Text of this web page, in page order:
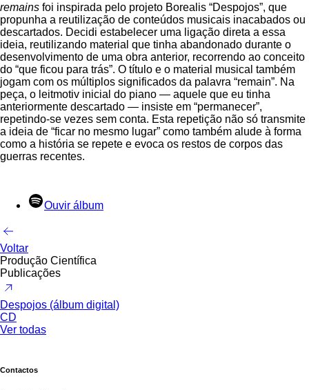
remains foi inspirada pelo projeto Borealis “Despojos”, que
propunha a reutilização de conteúdos musicais inacabados ou
descartados. Decidi estabelecer uma ligação direta a essa
ideia, reutilizando material que tinha abandonado durante o
desenvolvimento de uma obra anterior, recorrendo ao conceito
do “que ficou para trás”. O título e o material musical também
jogam com os múltiplos significados da palavra “remain”. Na
peça, o leitmotiv inicial do piano — aquele que eu tinha
anteriormente descartado — insiste em “permanecer”,
repetindo-se vezes sem conta. Esta repetição não só transmite
a ideia de “ficar no mesmo lugar” como também alude à forma
como a história se repete e evoca os restos de corpos das
guerras recentes.
Ouvir álbum
Voltar
Produção Científica
Publicações
Despojos (álbum digital)
CD
Ver todas
Contactos